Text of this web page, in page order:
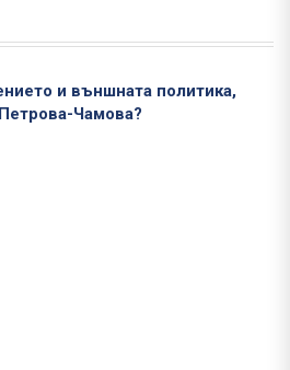
и външната политика,
Чамова?